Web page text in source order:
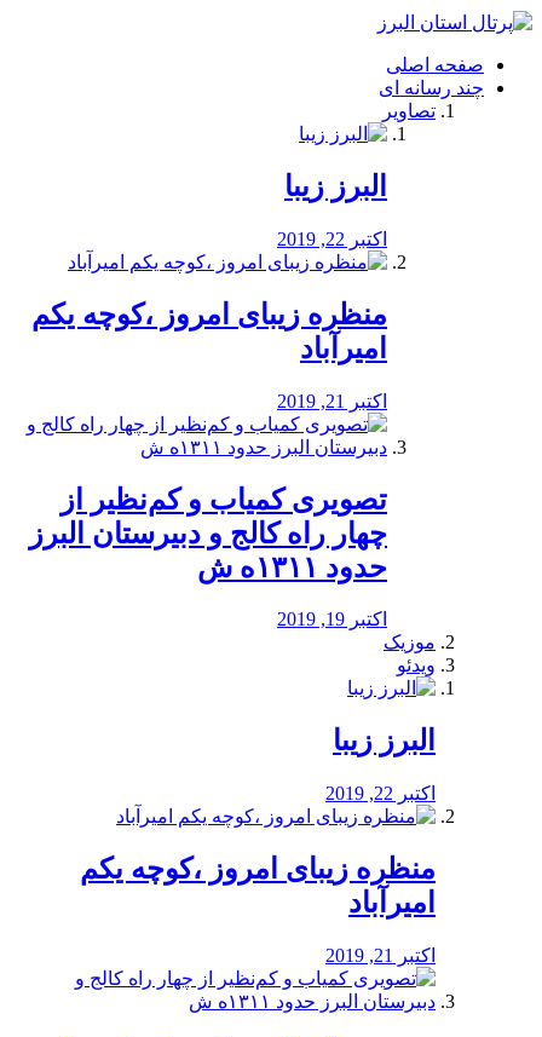
فصد
شرق
تهران
خشکشویی
صفحه اصلی
چند رسانه ای
تصاویر
البرز زیبا
اکتبر 22, 2019
منظره‌‌ زیبای امروز ،کوچه یکم
امیرآباد
اکتبر 21, 2019
️تصویری کمیاب و کم‌نظیر از
چهار راه كالج و دبيرستان البرز
حدود ۱۳۱۱ه ش
اکتبر 19, 2019
موزیک
ویدئو
البرز زیبا
اکتبر 22, 2019
منظره‌‌ زیبای امروز ،کوچه یکم
امیرآباد
اکتبر 21, 2019